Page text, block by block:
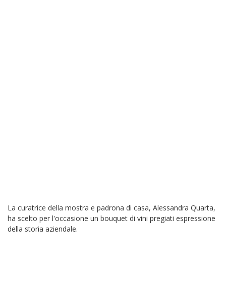
La curatrice della mostra e padrona di casa, Alessandra Quarta,
ha scelto per l'occasione un bouquet di vini pregiati espressione
della storia aziendale.